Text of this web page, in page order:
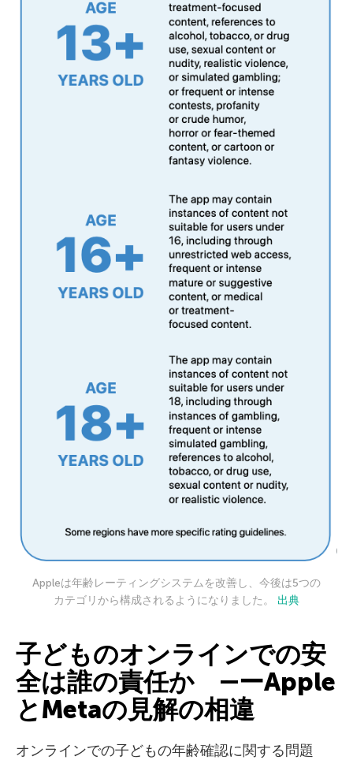
Appleは年齢レーティングシステムを改善し、今後は5つの
カテゴリから構成されるようになりました。 出典
子どものオンラインでの安
全は誰の責任か ―ーApple
とMetaの見解の相違
オンラインでの子どもの年齢確認に関する問題